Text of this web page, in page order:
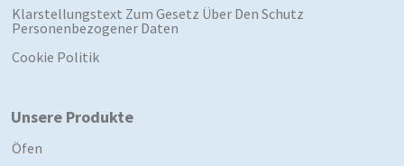
Klarstellungstext Zum Gesetz Über Den Schutz
Personenbezogener Daten
Cookie Politik
Unsere Produkte
Öfen